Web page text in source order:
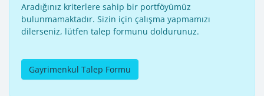
Aradığınız kriterlere sahip bir portföyümüz
bulunmamaktadır. Sizin için çalışma yapmamızı
dilerseniz, lütfen talep formunu doldurunuz.
Gayrimenkul Talep Formu